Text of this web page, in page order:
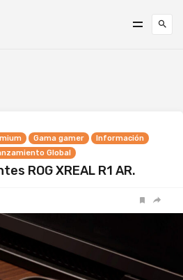
Gama gamer
Información
Global
ROG XREAL R1 AR.